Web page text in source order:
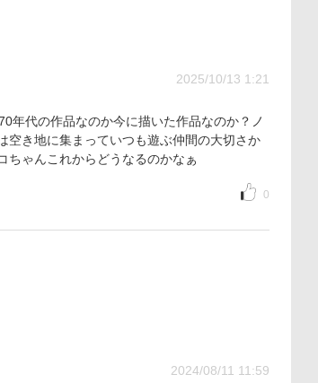
2025/10/13 1:21
年代の作品なのか今に描いた作品なのか？ノ
空き地に集まっていつも遊ぶ仲間の大切さか
ちゃんこれからどうなるのかなぁ
0
2024/08/11 11:59